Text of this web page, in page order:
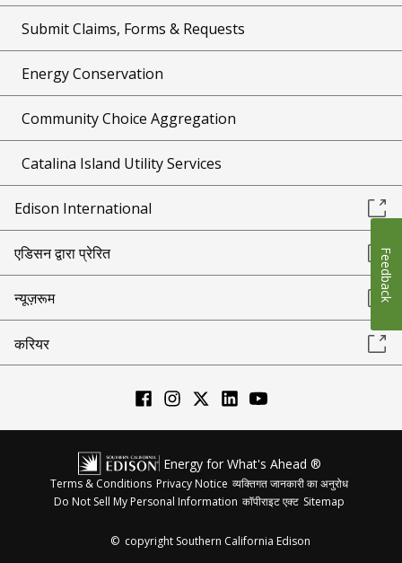
Submit Claims, Forms & Requests
Energy Conservation
Community Choice Aggregation
Catalina Island Utility Services
Edison International
एडिसन द्वारा प्रेरित
न्यूज़रूम
करियर
Energy for What's Ahead ®
Terms & Conditions Privacy Notice व्यक्तिगत जानकारी का अनुरोध
Do Not Sell My Personal Information कॉपीराइट एक्ट Sitemap
© copyright Southern California Edison
Feedback